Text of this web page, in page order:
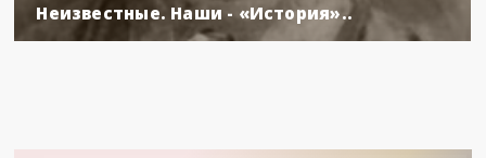
Неизвестные. Наши - «История»..